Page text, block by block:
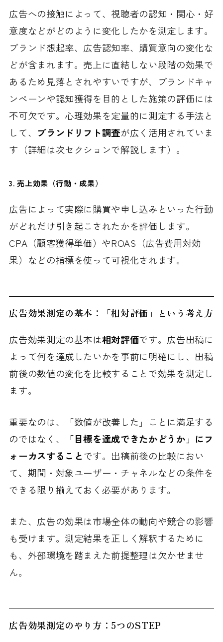
広告への接触によって、視聴者の認知・関心・好
意度などがどのように変化したかを測定します。
ブランド想起率、広告認知率、購買意向の変化な
どが含まれます。売上に直結しない段階の効果で
あるため見落とされやすいですが、ブランドキャ
ンペーンや認知獲得を目的とした施策の評価には
不可欠です。心理効果を定量的に測定する手法と
して、 ブランドリフト調査が広く活用されていま
す（詳細は次セクションで解説します）。
3. 売上効果（行動・成果）
広告によって実際に購買や申し込みといった行動
がどれだけ引き起こされたかを評価します。
CPA（顧客獲得単価）やROAS（広告費用対効
果）などの指標を使って可視化されます。
広告効果測定の基本：「相対評価」という考え方
広告効果測定の基本は相対評価です。広告出稿に
よって何を達成したいかを事前に明確にし、出稿
前後の数値の変化を比較することで効果を測定し
ます。
重要なのは、「数値が改善した」ことに満足する
のではなく、
「目標を達成できたかどうか」にフ
ォーカスすることです。出稿前後の比較におい
て、期間・対象ユーザー・チャネルなどの条件を
できる限り揃えておく必要があります。
また、広告の効果は市場全体の動向や競合の影響
も受けます。測定結果を正しく解釈するために
も、外部環境を踏まえた前提整理は欠かせませ
ん。
広告効果測定のやり方：5つのSTEP